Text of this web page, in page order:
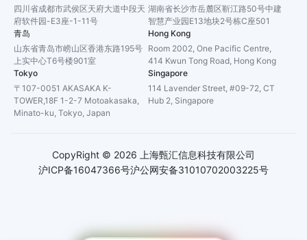
四川省成都市武侯区天府大道中段天
府软件园-E3座-1-11号
湖南省长沙市岳麓区靳江路50号中建
智慧产业园E13地块2号栋C座501
青岛
山东省青岛市崂山区香港东路195号
上实中心T6号楼901室
Hong Kong
Room 2002, One Pacific Centre,
414 Kwun Tong Road, Hong Kong
Tokyo
〒107-0051 AKASAKA K-
TOWER,18F 1-2-7 Motoakasaka,
Minato-ku, Tokyo, Japan
Singapore
114 Lavender Street, #09-72, CT
Hub 2, Singapore
沪ICP备16047366号沪公网安备31010702003225号
CopyRight © 2026 上海甄汇信息科技有限公司